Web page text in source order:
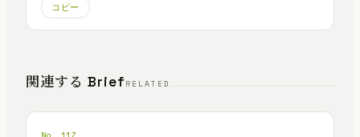
コピー
関連する Brief RELATED